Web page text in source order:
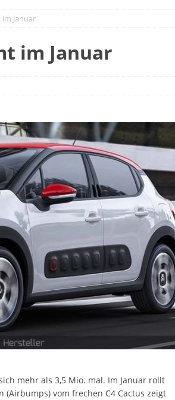
Januar
im Januar
mehr als 3,5 Mio. mal. Im Januar rollt
vom frechen C4 Cactus zeigt